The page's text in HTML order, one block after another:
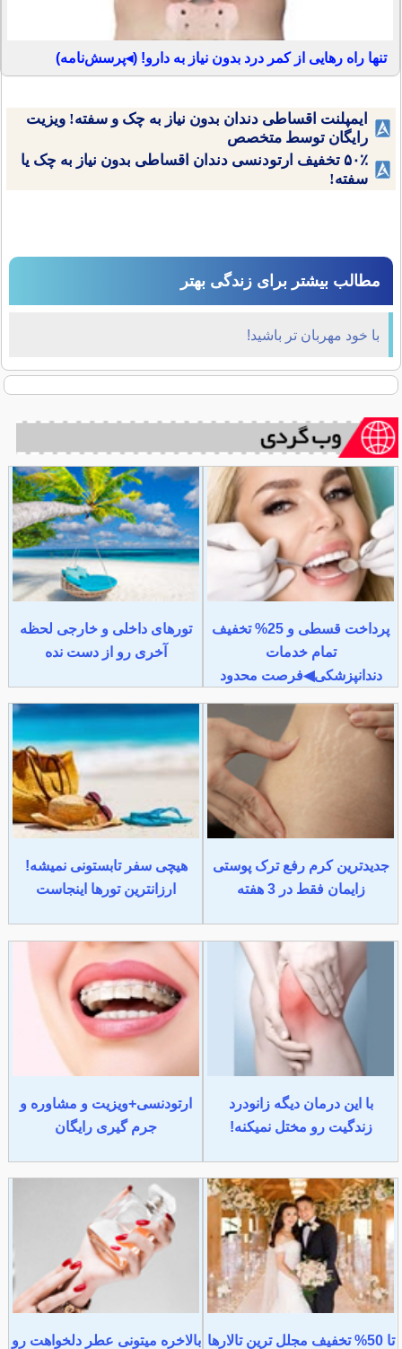
تنها راه رهایی از کمر درد بدون نیاز به دارو! (◂پرسش‌نامه)
ایمپلنت اقساطی دندان بدون نیاز به چک و سفته! ویزیت
رایگان توسط متخصص
۵۰٪ تخفیف ارتودنسی دندان اقساطی بدون نیاز به چک یا
سفته!
مطالب بیشتر برای زندگی بهتر
با خود مهربان تر باشید!
پرداخت قسطی و 25% تخفیف
تمام خدمات
دندانپزشکی◀فرصت محدود
تورهای داخلی و خارجی لحظه
آخری رو از دست نده
جدیدترین کرم رفع ترک پوستی
زایمان فقط در 3 هفته
هیچی سفر تابستونی نمیشه!
ارزانترین تورها اینجاست
با این درمان دیگه زانودرد
زندگیت رو مختل نمیکنه!
ارتودنسی+ویزیت و مشاوره و
جرم گیری رایگان
تا 50% تخفیف مجلل ترین تالارها بالاخره میتونی عطر دلخواهت رو